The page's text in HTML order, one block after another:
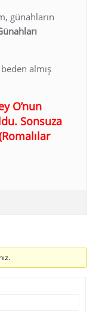
günahların
almış
O’nun
Sonsuza